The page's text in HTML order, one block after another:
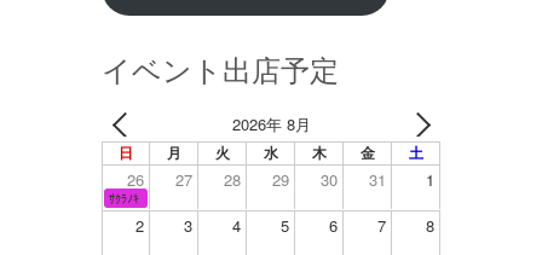
イベント出店予定
2026年 8月
日 月 火 水 木 金 土
26 27 28 29 30 31 1
ｻｸﾗﾉｷ
2 3 4 5 6 7 8